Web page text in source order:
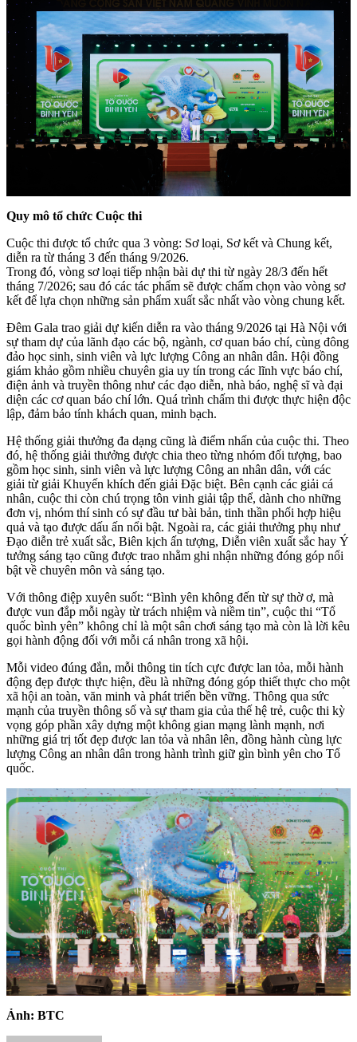
Quy mô tổ chức Cuộc thi
Cuộc thi được tổ chức qua 3 vòng: Sơ loại, Sơ kết và Chung kết,
diễn ra từ tháng 3 đến tháng 9/2026.
Trong đó, vòng sơ loại tiếp nhận bài dự thi từ ngày 28/3 đến hết
tháng 7/2026; sau đó các tác phẩm sẽ được chấm chọn vào vòng sơ
kết để lựa chọn những sản phẩm xuất sắc nhất vào vòng chung kết.
Đêm Gala trao giải dự kiến diễn ra vào tháng 9/2026 tại Hà Nội với
sự tham dự của lãnh đạo các bộ, ngành, cơ quan báo chí, cùng đông
đảo học sinh, sinh viên và lực lượng Công an nhân dân. Hội đồng
giám khảo gồm nhiều chuyên gia uy tín trong các lĩnh vực báo chí,
điện ảnh và truyền thông như các đạo diễn, nhà báo, nghệ sĩ và đại
diện các cơ quan báo chí lớn. Quá trình chấm thi được thực hiện độc
lập, đảm bảo tính khách quan, minh bạch.
Hệ thống giải thưởng đa dạng cũng là điểm nhấn của cuộc thi. Theo
đó, hệ thống giải thưởng được chia theo từng nhóm đối tượng, bao
gồm học sinh, sinh viên và lực lượng Công an nhân dân, với các
giải từ giải Khuyến khích đến giải Đặc biệt. Bên cạnh các giải cá
nhân, cuộc thi còn chú trọng tôn vinh giải tập thể, dành cho những
đơn vị, nhóm thí sinh có sự đầu tư bài bản, tinh thần phối hợp hiệu
quả và tạo được dấu ấn nổi bật. Ngoài ra, các giải thưởng phụ như
Đạo diễn trẻ xuất sắc, Biên kịch ấn tượng, Diễn viên xuất sắc hay Ý
tưởng sáng tạo cũng được trao nhằm ghi nhận những đóng góp nổi
bật về chuyên môn và sáng tạo.
Với thông điệp xuyên suốt: “Bình yên không đến từ sự thờ ơ, mà
được vun đắp mỗi ngày từ trách nhiệm và niềm tin”, cuộc thi “Tổ
quốc bình yên” không chỉ là một sân chơi sáng tạo mà còn là lời kêu
gọi hành động đối với mỗi cá nhân trong xã hội.
Mỗi video đúng đắn, mỗi thông tin tích cực được lan tỏa, mỗi hành
động đẹp được thực hiện, đều là những đóng góp thiết thực cho một
xã hội an toàn, văn minh và phát triển bền vững. Thông qua sức
mạnh của truyền thông số và sự tham gia của thế hệ trẻ, cuộc thi kỳ
vọng góp phần xây dựng một không gian mạng lành mạnh, nơi
những giá trị tốt đẹp được lan tỏa và nhân lên, đồng hành cùng lực
lượng Công an nhân dân trong hành trình giữ gìn bình yên cho Tổ
quốc.
Ảnh: BTC